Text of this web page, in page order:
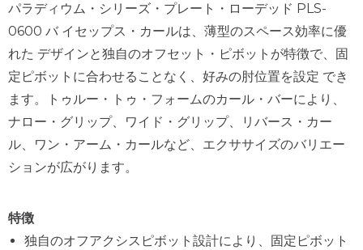
パラディウム・シリーズ・プレート・ローデッド PLS-
0600 バ イセップス・カールは、薄型のスペース効率に優
れた デザインと独自のオフセット・ピボットが特徴で、固
定ピボットに合わせることなく、好みの肘位置を設定 でき
ます。トゥルー・トゥ・フォームのカール・バーにより、
ナロー・グリップ、ワイド・グリップ、リバース・カー
ル、ワン・アーム・カールなど、エクササイズのバリエー
ションが広がります。
特徴
独自のオフアクシスピボット設計により、固定ピボット